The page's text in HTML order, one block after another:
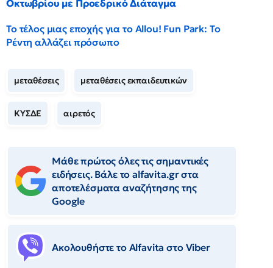
Οκτωβρίου με Προεδρικό Διάταγμα
Το τέλος μιας εποχής για το Allou! Fun Park: Το
Ρέντη αλλάζει πρόσωπο
μεταθέσεις μεταθέσεις εκπαιδευτικών
ΚΥΣΔΕ αιρετός
Μάθε πρώτος όλες τις σημαντικές
ειδήσεις. Βάλε το alfavita.gr στα
αποτελέσματα αναζήτησης της
Google
Ακολουθήστε το Αlfavita στο Viber